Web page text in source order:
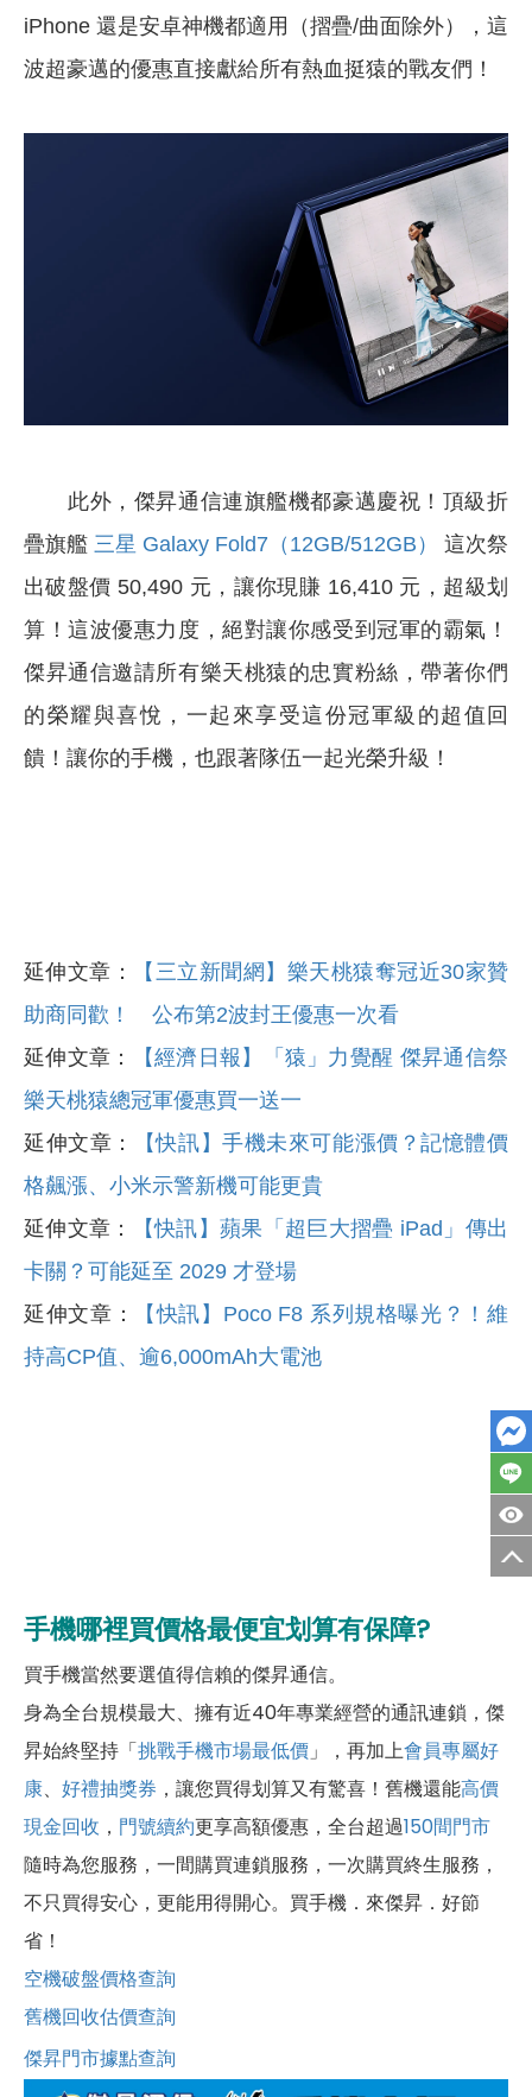
iPhone 還是安卓神機都適用（摺疊/曲面除外），這
波超豪邁的優惠直接獻給所有熱血挺猿的戰友們！
此外，傑昇通信連旗艦機都豪邁慶祝！頂級折
疊旗艦 三星 Galaxy Fold7（12GB/512GB）
這次祭
出破盤價 50,490 元，讓你現賺 16,410 元，超級划
算！這波優惠力度，絕對讓你感受到冠軍的霸氣！
傑昇通信邀請所有樂天桃猿的忠實粉絲，帶著你們
的榮耀與喜悅，一起來享受這份冠軍級的超值回
饋！讓你的手機，也跟著隊伍一起光榮升級！
延伸文章：
【三立新聞網】樂天桃猿奪冠近30家贊
助商同歡！ 公布第2波封王優惠一次看
延伸文章：
【經濟日報】
「猿」力覺醒 傑昇通信祭
樂天桃猿總冠軍優惠買一送一
延伸文章：
【快訊】手機未來可能漲價？記憶體價
格飆漲、小米示警新機可能更貴
延伸文章：
【快訊】蘋果「超巨大摺疊 iPad」傳出
卡關？可能延至 2029 才登場
延伸文章：
【快訊】Poco F8 系列規格曝光？！維
持高CP值、逾6,000mAh大電池
手機哪裡買價格最便宜划算有保障?
買手機當然要選值得信賴的傑昇通信。
身為全台規模最大、擁有近40年專業經營的通訊連鎖，傑
昇始終堅持「挑戰手機市場最低價 」，再加上會員專屬好
康、 好禮抽獎券 ，讓您買得划算又有驚喜！舊機還能高價
現金回收 ， 門號續約更享高額優惠，全台超過150間門市
隨時為您服務，一間購買連鎖服務，一次購買終生服務，
不只買得安心，更能用得開心。買手機．來傑昇．好節
省！
空機破盤價格查詢
舊機回收估價查詢
傑昇門市據點查詢